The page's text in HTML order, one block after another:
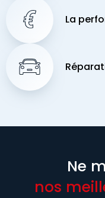
La
Ne
nos